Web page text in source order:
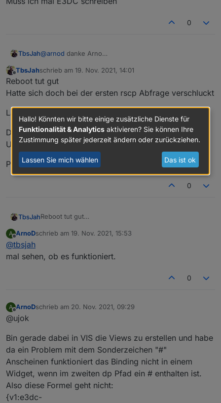
0
TbsJah@arnod danke Arno
Offline
TbsJahschrieb am 19. Nov. 2021, 14:01
zuletzt editiert von
Reboot tut gut
Hatte sich doch bei der ersten rscp Abfrage verschluckt
Läuft wieder
Danke für die großartige Arbeit
Und Arno... Was soll ich sagen... Brain halt
Planst du die Ablösung des Eba Tools?
0
TbsJahReboot tut gut
verschluckt
Läuft wieder
Danke für die großartige Arbeit
A
Offline
ArnoDschrieb am 19. Nov. 2021, 15:53
zuletzt editiert von
@tbsjah
mal sehen, ob es funktioniert.
0
A
Offline
ArnoDschrieb am 20. Nov. 2021, 09:29
zuletzt editiert von
@ujok
Bin gerade dabei in VIS die Views zu erstellen und habe
da ein Problem mit dem Sonderzeichen "#"
Anscheinen funktioniert das Binding nicht in einem
Widget, wenn im zweiten dp Pfad ein # enthalten ist.
Also diese Formel geht nicht:
{v1:e3dc-
Hallo! Könnten wir bitte einige zusätzliche Dienste für
Funktionalität & Analytics aktivieren? Sie können Ihre
Zustimmung später jederzeit ändern oder zurückziehen.
Lassen Sie mich wählen Das ist ok